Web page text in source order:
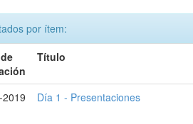
por ítem:
Título
2019 Día 1 - Presentaciones